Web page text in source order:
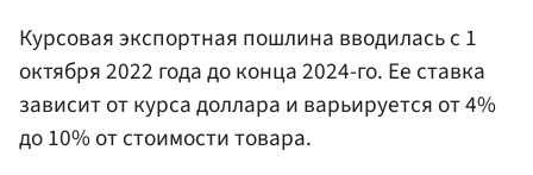
Курсовая экспортная пошлина вводилась с 1
октября 2022 года до конца 2024-го. Ее ставка
зависит от курса доллара и варьируется от 4%
до 10% от стоимости товара.